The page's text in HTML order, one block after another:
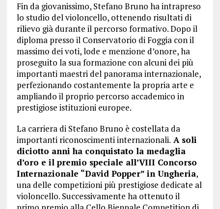
Fin da giovanissimo, Stefano Bruno ha intrapreso
lo studio del violoncello, ottenendo risultati di
rilievo già durante il percorso formativo. Dopo il
diploma presso il Conservatorio di Foggia con il
massimo dei voti, lode e menzione d’onore, ha
proseguito la sua formazione con alcuni dei più
importanti maestri del panorama internazionale,
perfezionando costantemente la propria arte e
ampliando il proprio percorso accademico in
prestigiose istituzioni europee.
La carriera di Stefano Bruno è costellata da
importanti riconoscimenti internazionali. A soli
diciotto anni ha conquistato la medaglia
d’oro e il premio speciale all’VIII Concorso
Internazionale “David Popper” in Ungheria,
una delle competizioni più prestigiose dedicate al
violoncello. Successivamente ha ottenuto il